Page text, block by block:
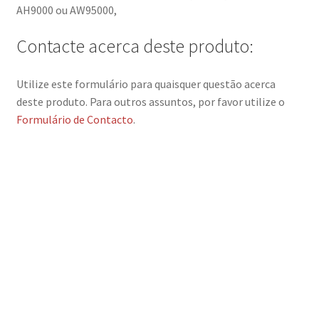
AH9000 ou AW95000,
Contacte acerca deste produto:
Utilize este formulário para quaisquer questão acerca
deste produto. Para outros assuntos, por favor utilize o
Formulário de Contacto.